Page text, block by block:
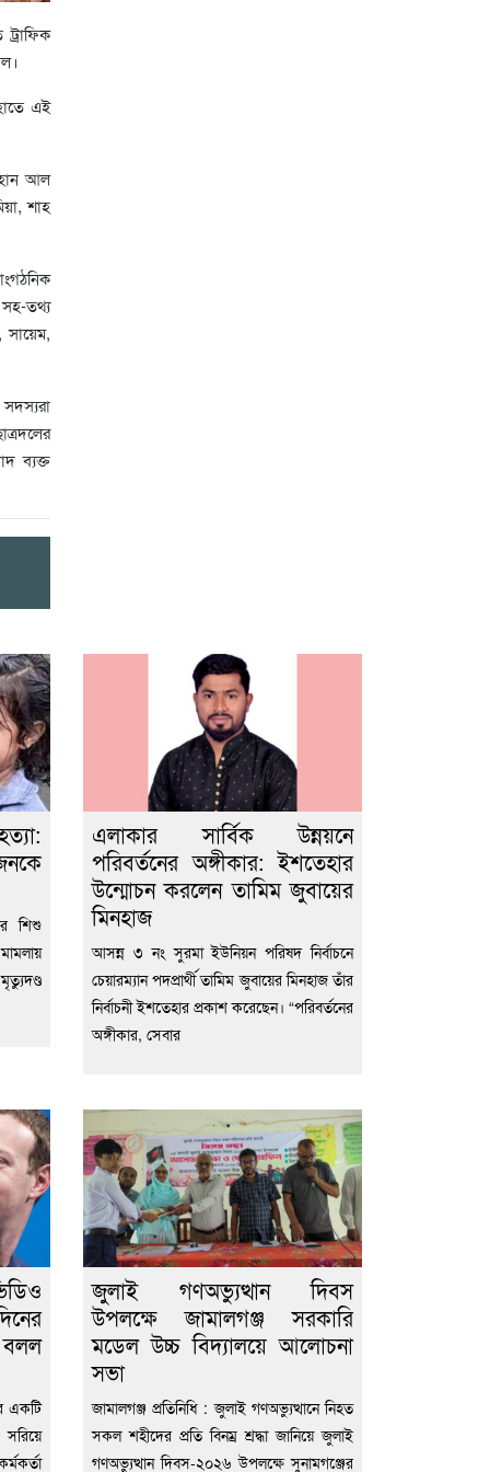
এই
আল
শাহ
তথ্য
ব্যক্ত
শিশু
এলাকার সার্বিক উন্নয়নে
পরিবর্তনের অঙ্গীকার: ইশতেহার
উন্মোচন করলেন তামিম জুবায়ের
মিনহাজ
আসন্ন ৩ নং সুরমা ইউনিয়ন পরিষদ নির্বাচনে
চেয়ারম্যান পদপ্রার্থী তামিম জুবায়ের মিনহাজ তাঁর
নির্বাচনী ইশতেহার প্রকাশ করেছেন। “পরিবর্তনের
অঙ্গীকার, সেবার
বলল
একটি
জুলাই গণঅভ্যুত্থান দিবস
উপলক্ষে জামালগঞ্জ সরকারি
মডেল উচ্চ বিদ্যালয়ে আলোচনা
সভা
জামালগঞ্জ প্রতিনিধি : জুলাই গণঅভ্যুত্থানে নিহত
সকল শহীদের প্রতি বিনম্র শ্রদ্ধা জানিয়ে জুলাই
গণঅভ্যুত্থান দিবস-২০২৬ উপলক্ষে সুনামগঞ্জের